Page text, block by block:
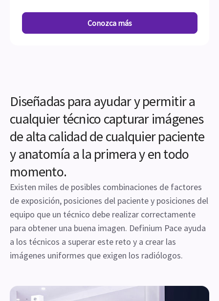
Conozca más
Diseñadas para ayudar y permitir a
cualquier técnico capturar imágenes
de alta calidad de cualquier paciente
y anatomía a la primera y en todo
momento.
Existen miles de posibles combinaciones de factores
de exposición, posiciones del paciente y posiciones del
equipo que un técnico debe realizar correctamente
para obtener una buena imagen. Definium Pace ayuda
a los técnicos a superar este reto y a crear las
imágenes uniformes que exigen los radiólogos.